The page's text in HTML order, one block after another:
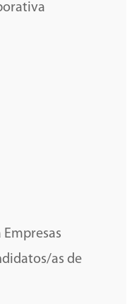
as de